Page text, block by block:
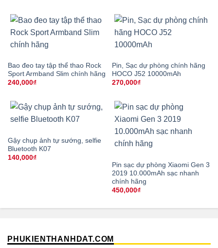
Bao đeo tay tập thể thao Rock
Sport Armband Slim chính hãng
240,000₫
Pin, Sạc dự phòng chính hãng
HOCO J52 10000mAh
270,000₫
Gậy chụp ảnh tự sướng, selfie
Bluetooth K07
140,000₫
Pin sạc dự phòng Xiaomi Gen 3
2019 10.000mAh sạc nhanh
chính hãng
450,000₫
PHUKIENTHANHDAT.COM